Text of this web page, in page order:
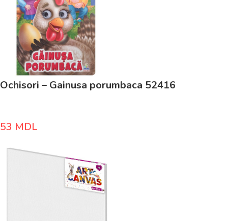
Ochisori – Gainusa porumbaca 52416
53 MDL